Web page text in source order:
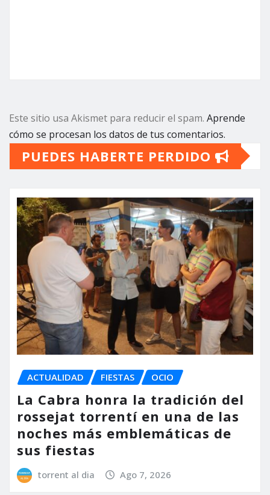
Este sitio usa Akismet para reducir el spam. Aprende
cómo se procesan los datos de tus comentarios.
PUEDES HABERTE PERDIDO
ACTUALIDAD FIESTAS OCIO
La Cabra honra la tradición del
rossejat torrentí en una de las
noches más emblemáticas de
sus fiestas
torrent al dia Ago 7, 2026